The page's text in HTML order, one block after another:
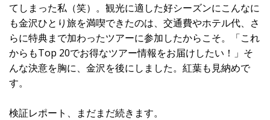
てしまった私（笑）。観光に適した好シーズンにこんなに
も金沢ひとり旅を満喫できたのは、交通費やホテル代、さ
らに特典まで加わったツアーに参加したからこそ。「これ
からもTop 20でお得なツアー情報をお届けしたい！」そ
んな決意を胸に、金沢を後にしました。紅葉も見納めで
す。
検証レポート、まだまだ続きます。